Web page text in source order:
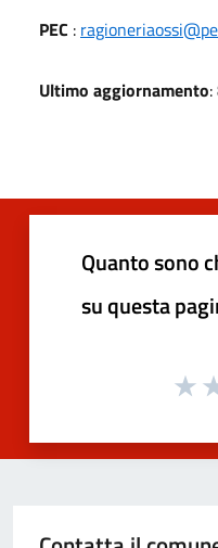
PEC :
Ultimo aggiornamento
Quanto sono
su questa